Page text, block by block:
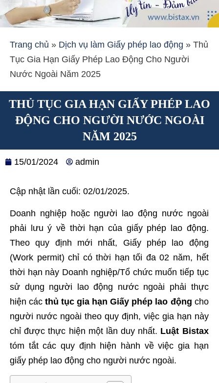
Trang chủ » Dịch vụ làm Giấy phép lao động » Thủ
Tục Gia Hạn Giấy Phép Lao Động Cho Người
Nước Ngoài Năm 2025
THỦ TỤC GIA HẠN GIẤY PHÉP LAO
ĐỘNG CHO NGƯỜI NƯỚC NGOÀI
NĂM 2025
15/01/2024 admin
Cập nhật lần cuối: 02/01/2025.
Doanh nghiệp hoặc người lao động nước ngoài
phải lưu ý về thời hạn của giấy phép lao động.
Theo quy định mới nhất, Giấy phép lao động
(Work permit) chỉ có thời hạn tối đa 02 năm, hết
thời hạn này Doanh nghiệp/Tổ chức muốn tiếp tục
sử dụng người lao động nước ngoài phải thực
hiện cácthủ tục gia hạn Giấy phép lao động cho
người nước ngoài theo quy định, việc gia hạn này
chỉ được thực hiện một lần duy nhất. Luật Bistax
tóm tắt các quy định hiện hành về việc gia hạn
giấy phép lao động cho người nước ngoài.